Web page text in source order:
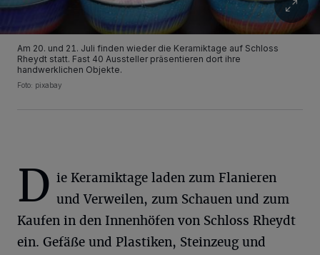
Am 20. und 21. Juli finden wieder die Keramiktage auf Schloss
Rheydt statt. Fast 40 Aussteller präsentieren dort ihre
handwerklichen Objekte.
Foto: pixabay
D ie Keramiktage laden zum Flanieren
und Verweilen, zum Schauen und zum
Kaufen in den Innenhöfen von Schloss Rheydt
ein. Gefäße und Plastiken, Steinzeug und